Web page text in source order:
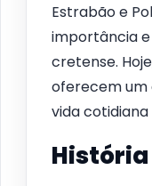
Estrabão e
importância
cretense.
oferecem um
vida